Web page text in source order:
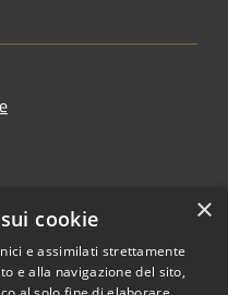
×
cookie
e assimilati strettamente
e alla navigazione del sito,